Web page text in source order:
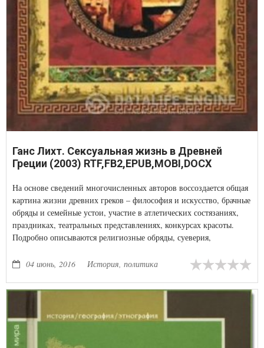
Ганс Лихт. Сексуальная жизнь в Древней
Греции (2003) RTF,FB2,EPUB,MOBI,DOCX
На основе сведений многочисленных авторов воссоздается общая
картина жизни древних греков – философия и искусство, брачные
обряды и семейные устои, участие в атлетических состязаниях,
праздниках, театральных представлениях, конкурсах красоты.
Подробно описываются религиозные обряды, суеверия,
04 июнь, 2016
История, политика